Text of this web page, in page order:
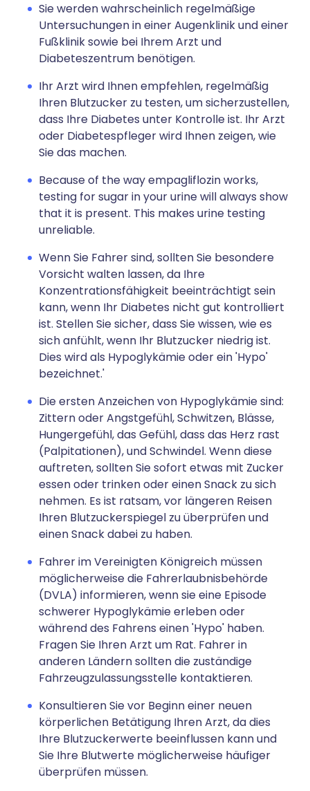
Sie werden wahrscheinlich regelmäßige
Untersuchungen in einer Augenklinik und einer
Fußklinik sowie bei Ihrem Arzt und
Diabeteszentrum benötigen.
Ihr Arzt wird Ihnen empfehlen, regelmäßig
Ihren Blutzucker zu testen, um sicherzustellen,
dass Ihre Diabetes unter Kontrolle ist. Ihr Arzt
oder Diabetespfleger wird Ihnen zeigen, wie
Sie das machen.
Because of the way empagliflozin works,
testing for sugar in your urine will always show
that it is present. This makes urine testing
unreliable.
Wenn Sie Fahrer sind, sollten Sie besondere
Vorsicht walten lassen, da Ihre
Konzentrationsfähigkeit beeinträchtigt sein
kann, wenn Ihr Diabetes nicht gut kontrolliert
ist. Stellen Sie sicher, dass Sie wissen, wie es
sich anfühlt, wenn Ihr Blutzucker niedrig ist.
Dies wird als Hypoglykämie oder ein 'Hypo'
bezeichnet.'
Die ersten Anzeichen von Hypoglykämie sind:
Zittern oder Angstgefühl, Schwitzen, Blässe,
Hungergefühl, das Gefühl, dass das Herz rast
(Palpitationen), und Schwindel. Wenn diese
auftreten, sollten Sie sofort etwas mit Zucker
essen oder trinken oder einen Snack zu sich
nehmen. Es ist ratsam, vor längeren Reisen
Ihren Blutzuckerspiegel zu überprüfen und
einen Snack dabei zu haben.
Fahrer im Vereinigten Königreich müssen
möglicherweise die Fahrerlaubnisbehörde
(DVLA) informieren, wenn sie eine Episode
schwerer Hypoglykämie erleben oder
während des Fahrens einen 'Hypo' haben.
Fragen Sie Ihren Arzt um Rat. Fahrer in
anderen Ländern sollten die zuständige
Fahrzeugzulassungsstelle kontaktieren.
Konsultieren Sie vor Beginn einer neuen
körperlichen Betätigung Ihren Arzt, da dies
Ihre Blutzuckerwerte beeinflussen kann und
Sie Ihre Blutwerte möglicherweise häufiger
überprüfen müssen.